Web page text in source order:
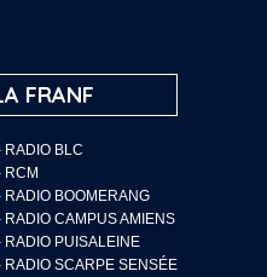
FRANF
RADIO BLC
RCM
RADIO BOOMERANG
RADIO CAMPUS AMIENS
RADIO PUISALEINE
RADIO SCARPE SENSÉE